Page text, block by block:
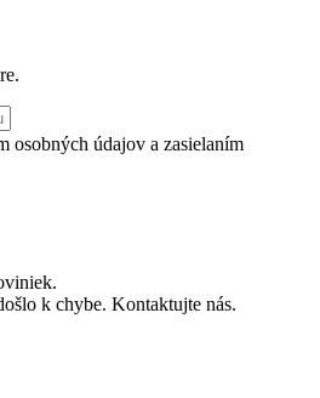
osobných údajov a zasielaním
k chybe. Kontaktujte nás.